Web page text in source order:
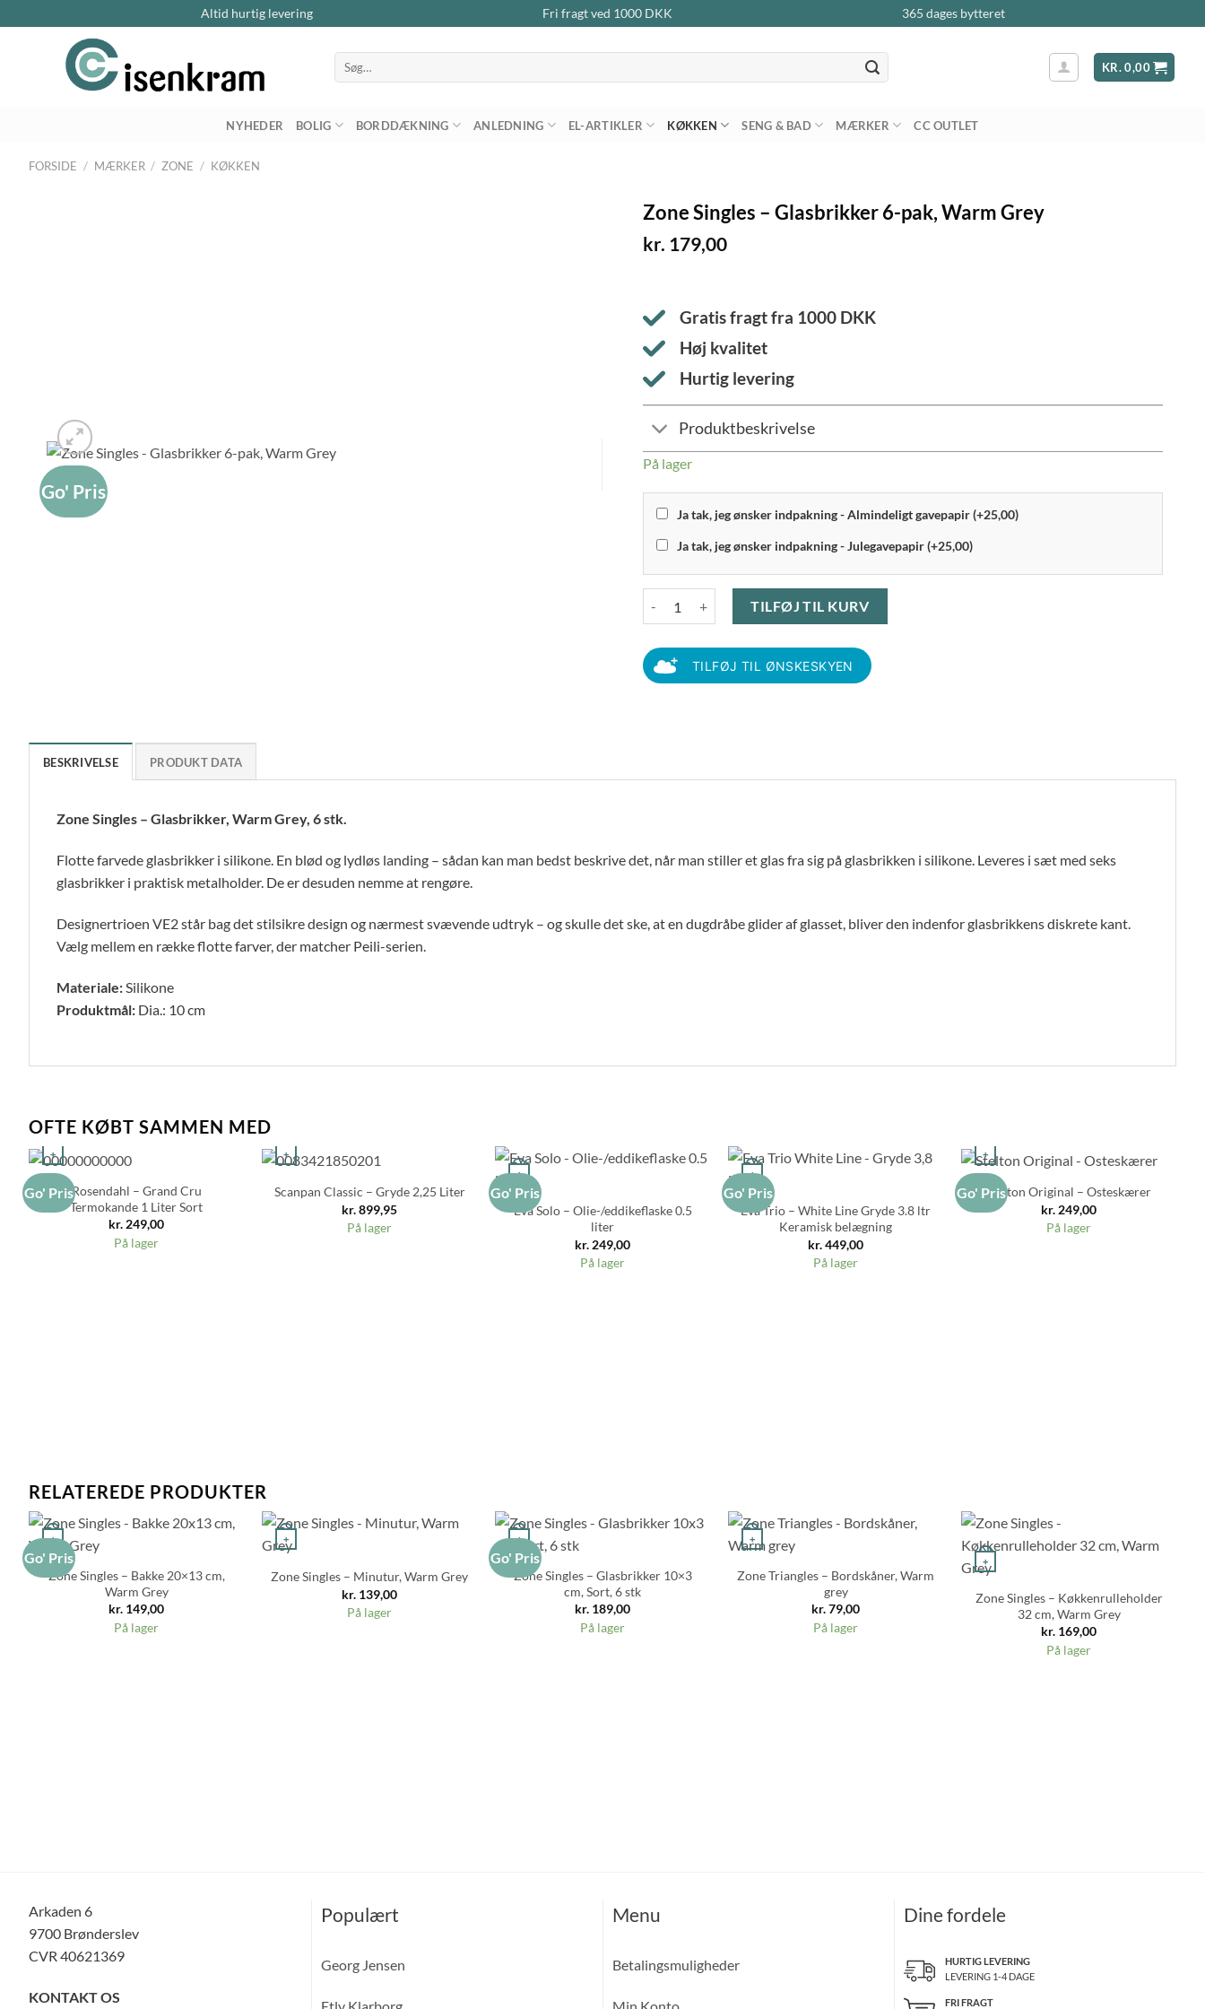
Altid hurtig levering Fri fragt ved 1000DKK 365 dages bytteret
Søg
efter:
KR.0,00
NYHEDER BOLIG BORDDÆKNING ANLEDNING EL-ARTIKLER KØKKEN SENG & BAD MÆRKER CC OUTLET
FORSIDE / MÆRKER / ZONE / KØKKEN
Go' Pris
Zone Singles – Glasbrikker 6-pak, Warm Grey
kr. 179,00
Gratis fragt fra 1000 DKK
Høj kvalitet
Hurtig levering
Produktbeskrivelse
På lager
Ja tak, jeg ønsker indpakning - Almindeligt gavepapir (+25,00)
Ja tak, jeg ønsker indpakning - Julegavepapir (+25,00)
TILFØJ TIL KURV
TILFØJ TIL ØNSKESKYEN
BESKRIVELSE PRODUKT DATA
Zone Singles – Glasbrikker, Warm Grey, 6 stk.
Flotte farvede glasbrikker i silikone. En blød og lydløs landing – sådan kan man bedst beskrive det, når man stiller et glas fra sig på glasbrikken i silikone. Leveres i sæt med seks
glasbrikker i praktisk metalholder. De er desuden nemme at rengøre.
Designertrioen VE2 står bag det stilsikre design og nærmest svævende udtryk – og skulle det ske, at en dugdråbe glider af glasset, bliver den indenfor glasbrikkens diskrete kant.
Vælg mellem en række flotte farver, der matcher Peili-serien.
Materiale: Silikone
Produktmål: Dia.: 10 cm
OFTE KØBT SAMMEN MED
Go' Pris
+
Rosendahl – Grand Cru
Termokande 1 Liter Sort
kr. 249,00
På lager
+
Scanpan Classic – Gryde 2,25 Liter
kr.899,95
På lager
Go' Pris
+
Eva Solo – Olie-/eddikeflaske 0.5
liter
kr. 249,00
På lager
Go' Pris
+
Eva Trio – White Line Gryde 3.8 ltr
Keramisk belægning
kr.449,00
På lager
Go' Pris
+
Stelton Original – Osteskærer
kr. 249,00
På lager
RELATEREDE PRODUKTER
Go' Pris
+
Zone Singles – Bakke 20×13 cm,
Warm Grey
kr. 149,00
På lager
+
Zone Singles – Minutur, Warm Grey
kr. 139,00
På lager
Go' Pris
+
Zone Singles – Glasbrikker 10×3
cm, Sort, 6 stk
kr. 189,00
På lager
+
Zone Triangles – Bordskåner, Warm
grey
kr.79,00
På lager
+
Zone Singles – Køkkenrulleholder
32 cm, Warm Grey
kr. 169,00
På lager
Arkaden 6
9700 Brønderslev
CVR 40621369
KONTAKT OS
Populært
Georg Jensen
Menu
Betalingsmuligheder
Dine fordele
HURTIG LEVERING
LEVERING 1-4 DAGE
FRI FRAGT